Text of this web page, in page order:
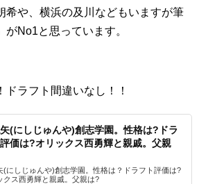
希や、横浜の及川などもいますが筆
No1と思っています。
ラフト間違いなし！！
(にしじゅんや)創志学園。性格は?ドラ
価は?オリックス西勇輝と親戚。父親
(にしじゅんや)創志学園。性格は？ドラフト評価は?
クス西勇輝と親戚。父親は?